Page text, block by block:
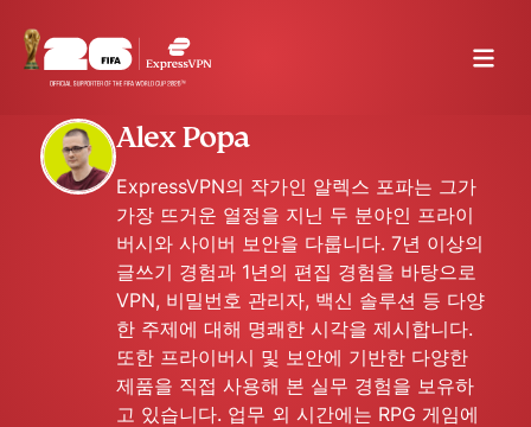
Alex Popa
ExpressVPN의 작가인 알렉스 포파는 그가
가장 뜨거운 열정을 지닌 두 분야인 프라이
버시와 사이버 보안을 다룹니다. 7년 이상의
글쓰기 경험과 1년의 편집 경험을 바탕으로
VPN, 비밀번호 관리자, 백신 솔루션 등 다양
한 주제에 대해 명쾌한 시각을 제시합니다.
또한 프라이버시 및 보안에 기반한 다양한
제품을 직접 사용해 본 실무 경험을 보유하
고 있습니다. 업무 외 시간에는 RPG 게임에